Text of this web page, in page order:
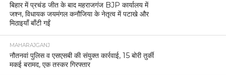
बिहार में प्रचंड जीत के बाद महराजगंज BJP कार्यालय में
जश्न, विधायक जयमंगल कनौजिया के नेतृत्व में पटाखे और
मिठाइयाँ बाँटी गईं
MAHARAJGANJ
नौतनवां पुलिस व एसएसबी की संयुक्त कार्रवाई, 15 बोरी तुर्की
मकई बरामद, एक तस्कर गिरफ्तार